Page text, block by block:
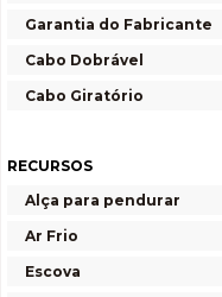
Garantia do Fabricante
Cabo Dobrável
Cabo Giratório
RECURSOS
Alça para pendurar
Ar Frio
Escova